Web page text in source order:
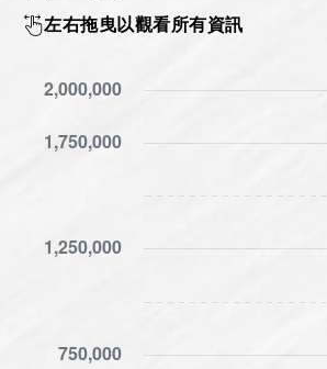
左右拖曳以觀看所有資訊